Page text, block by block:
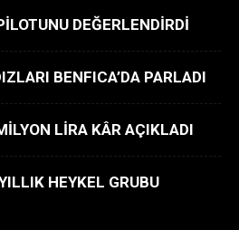
DEĞERLENDİRDİ
BENFICA’DA PARLADI
LİRA KÂR AÇIKLADI
HEYKEL GRUBU